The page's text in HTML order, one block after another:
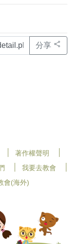
分享
著作權聲明
我要去教會
會(海外)